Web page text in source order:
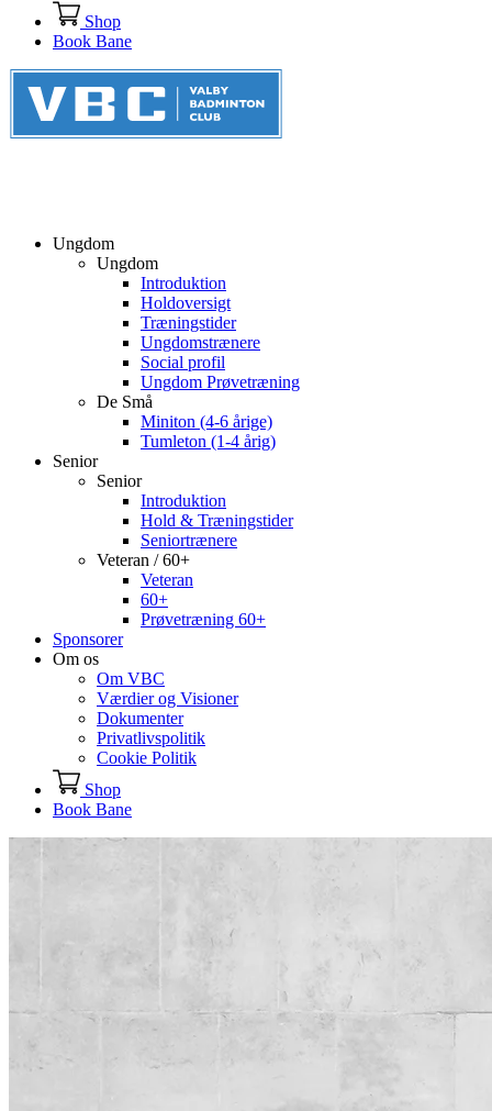
Shop
Book Bane
Ungdom
Ungdom
Introduktion
Holdoversigt
Træningstider
Ungdomstrænere
Social profil
Ungdom Prøvetræning
De Små
Miniton (4-6 årige)
Tumleton (1-4 årig)
Senior
Senior
Introduktion
Hold & Træningstider
Seniortrænere
Veteran / 60+
Veteran
60+
Prøvetræning 60+
Sponsorer
Om os
Om VBC
Værdier og Visioner
Dokumenter
Privatlivspolitik
Cookie Politik
Shop
Book Bane